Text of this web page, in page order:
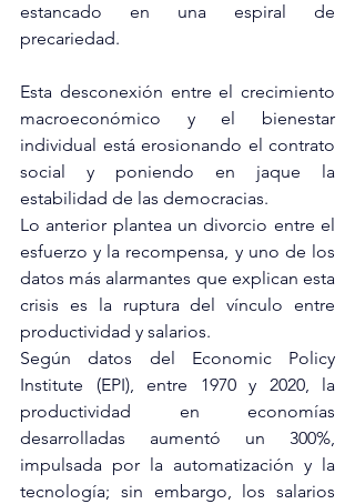
estancado en una espiral de
precariedad.
Esta desconexión entre el crecimiento
macroeconómico y el bienestar
individual está erosionando el contrato
social y poniendo en jaque la
estabilidad de las democracias.
Lo anterior plantea un divorcio entre el
esfuerzo y la recompensa, y uno de los
datos más alarmantes que explican esta
crisis es la ruptura del vínculo entre
productividad y salarios.
Según datos del Economic Policy
Institute (EPI), entre 1970 y 2020, la
productividad en economías
desarrolladas aumentó un 300%,
impulsada por la automatización y la
tecnología; sin embargo, los salarios